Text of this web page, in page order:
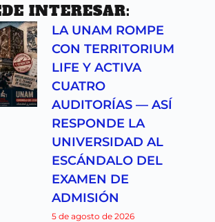
INTERESAR:
LA UNAM ROMPE
CON TERRITORIUM
LIFE Y ACTIVA
CUATRO
AUDITORÍAS — ASÍ
RESPONDE LA
UNIVERSIDAD AL
ESCÁNDALO DEL
EXAMEN DE
ADMISIÓN
5 de agosto de 2026